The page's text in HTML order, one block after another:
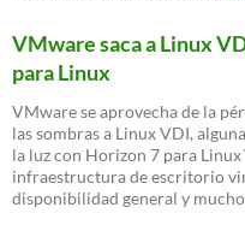
VMware saca a Linux
para Linux
VMware se aprovecha de la
las sombras a Linux VDI,
la luz con Horizon 7 para
infraestructura de escritorio
disponibilidad general y